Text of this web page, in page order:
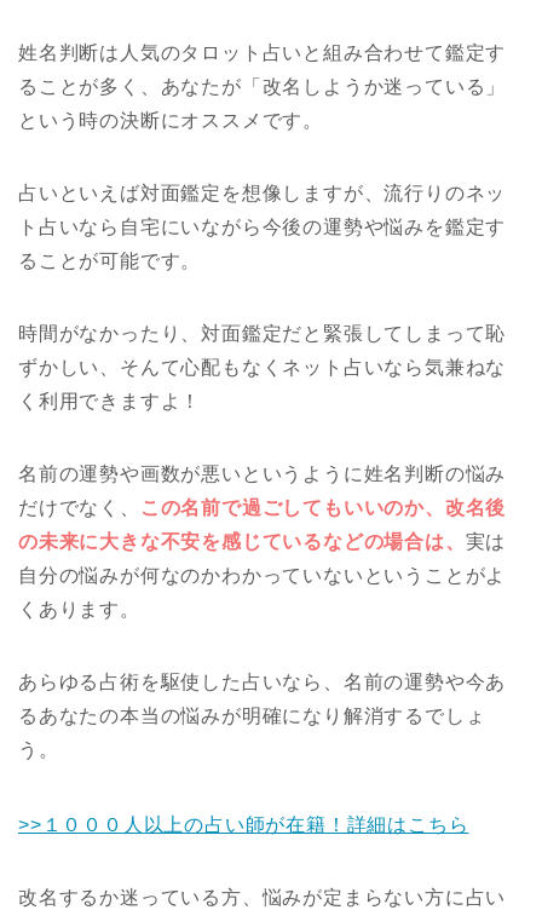
姓名判断は人気のタロット占いと組み合わせて鑑定す
ることが多く、あなたが「改名しようか迷っている」
という時の決断にオススメです。
占いといえば対面鑑定を想像しますが、流行りのネッ
ト占いなら自宅にいながら今後の運勢や悩みを鑑定す
ることが可能です。
時間がなかったり、対面鑑定だと緊張してしまって恥
ずかしい、そんて心配もなくネット占いなら気兼ねな
く利用できますよ！
名前の運勢や画数が悪いというように姓名判断の悩み
だけでなく、
この名前で過ごしてもいいのか、改名後
の未来に大きな不安を感じているなどの場合は、 実は
自分の悩みが何なのかわかっていないということがよ
くあります。
あらゆる占術を駆使した占いなら、名前の運勢や今あ
るあなたの本当の悩みが明確になり解消するでしょ
う。
>>１０００人以上の占い師が在籍！詳細はこちら
改名するか迷っている方、悩みが定まらない方に占い